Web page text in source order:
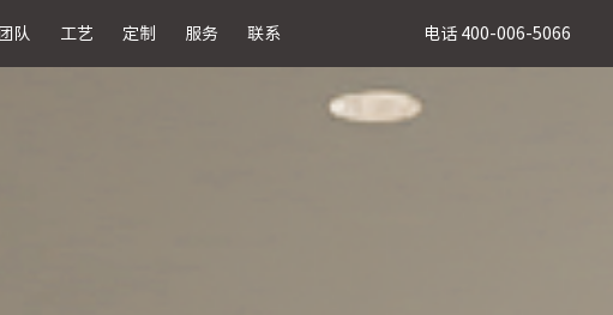
团队 工艺 定制 服务 联系 电话 400-006-5066